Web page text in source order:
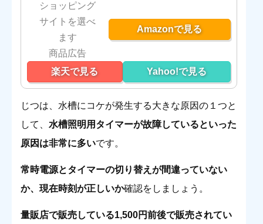
ショッピング
サイトを選べ
ます
Amazonで見る
楽天で見る Yahoo!で見る
じつは、水槽にコケが発生する大きな原因の１つと
して、 水槽照明用タイマーが故障しているといった
原因は非常に多いです。
常時電源とタイマーの切り替えが間違っていない
か、現在時刻が正しいか確認をしましょう。
量販店で販売している1,500円前後で販売されてい